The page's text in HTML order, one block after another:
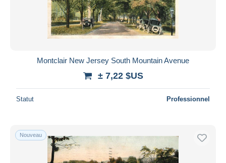
Montclair New Jersey South Mountain Avenue
± 7,22 $US
Statut Professionnel
Nouveau